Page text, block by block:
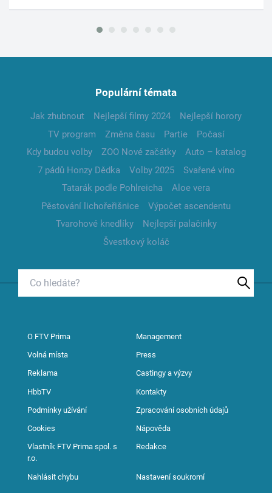
Populární témata
Jak zhubnout Nejlepší filmy 2024
Nejlepší horory
TV program
Změna času Partie
Počasí
Kdy budou volby
ZOO Nové začátky
Auto – katalog
7 pádů Honzy Dědka
Volby 2025
Svařené víno
Tatarák podle Pohlreicha
Aloe vera
Pěstování lichořeřišnice
Výpočet ascendentu
Tvarohové knedlíky
Nejlepší palačinky
Švestkový koláč
O FTV Prima Management
Volná místa Press
Reklama Castingy a výzvy
HbbTV Kontakty
Podmínky užívání Zpracování osobních údajů
Cookies Nápověda
Vlastník FTV Prima spol. s
r.o.
Redakce
Nahlásit chybu Nastavení soukromí